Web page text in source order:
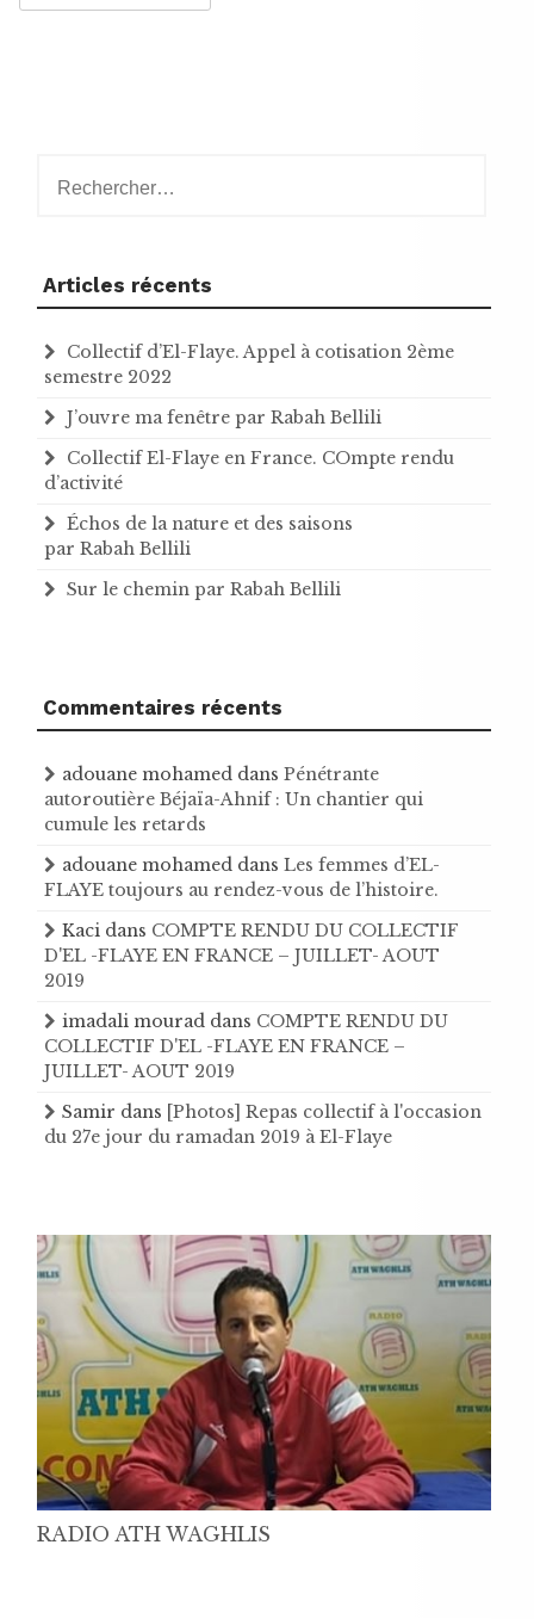
Articles récents
Collectif d’El-Flaye. Appel à cotisation 2ème
semestre 2022
J’ouvre ma fenêtre par Rabah Bellili
Collectif El-Flaye en France. COmpte rendu
d’activité
Échos de la nature et des saisons
par Rabah Bellili
Sur le chemin par Rabah Bellili
Commentaires récents
adouane mohamed dans Pénétrante
autoroutière Béjaïa-Ahnif : Un chantier qui
cumule les retards
adouane mohamed dans Les femmes d’EL-
FLAYE toujours au rendez-vous de l’histoire .
Kaci dans COMPTE RENDU DU COLLECTIF
D'EL -FLAYE EN FRANCE – JUILLET- AOUT
2019
imadali mourad dans COMPTE RENDU DU
COLLECTIF D'EL -FLAYE EN FRANCE –
JUILLET- AOUT 2019
Samir dans [Photos] Repas collectif à l'occasion
du 27e jour du ramadan 2019 à El-Flaye
RADIO ATH WAGHLIS